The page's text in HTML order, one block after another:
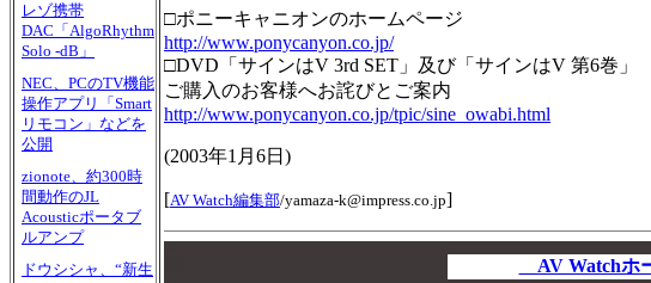
レゾ携帯
DAC「AlgoRhythm
Solo -dB」
NEC、PCのTV機能
操作アプリ「Smart
リモコン」などを
公開
zionote、約300時
間動作のJL
Acousticポータブ
ルアンプ
ドウシシャ、“新生
□ポニーキャニオンのホームページ
http://www.ponycanyon.co.jp/
□DVD「サインはV 3rd SET」及び「サインはV 第6巻」
ご購入のお客様へお詫びとご案内
http://www.ponycanyon.co.jp/tpic/sine_owabi.html
(2003年1月6日 )
[AV Watch編集部/yamaza-k@impress.co.jp]
AV Watchホ